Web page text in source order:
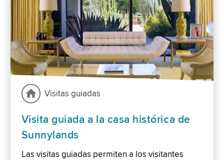
Visitas guiadas
Visita guiada a la casa histórica de
Sunnylands
Las visitas guiadas permiten a los visitantes